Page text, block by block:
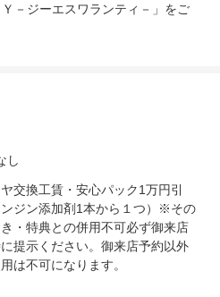
－ジーエスワランティ－」をご
し
ヤ交換工賃・安心パック1万円引
ンジン添加剤1本から１つ）※その
・特典との併用不可必ず御来店
提示ください。御来店予約以外
は不可になります。